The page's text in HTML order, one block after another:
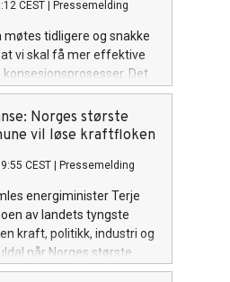
og politikk til
i mai.
CEST Pressemelding
tidligere og snakke
vi skal få mer effektive
Det
etter at kraftbransje,
vertskommuner,
og industriaktører har
«På innsida av krafta»
Norges største
vil løse kraftfloken
CEST Pressemelding
energiminister Terje
av landets tyngste
kraft, politikk, industri og
når Norges største
inviterer til den nye